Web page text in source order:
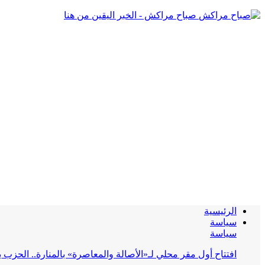
صباح مراكش - الخبر اليقين من هنا
الرئيسية
سياسة
سياسة
افتتاح أول مقر محلي لـ«الأصالة والمعاصرة» بالمنارة..